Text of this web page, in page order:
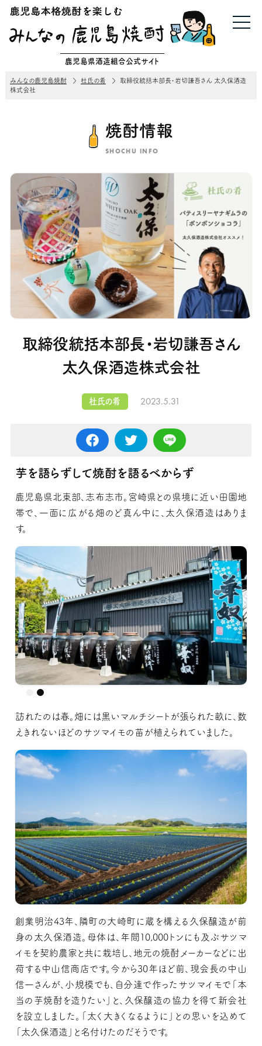
鹿児島県酒造組合公式サイト
みんなの鹿児島焼酎 杜氏の肴
取締役統括本部長・岩切謙吾さん 太久保酒造
株式会社
焼酎情報
SHOCHU INFO
取締役統括本部長・岩切謙吾さん
太久保酒造株式会社
杜氏の肴 2023.5.31
芋を語らずして焼酎を語るべからず
鹿児島県北東部、志布志市。宮崎県との県境に近い田園地
帯で、一面に広がる畑のど真ん中に、太久保酒造はありま
す。
訪れたのは春。畑には黒いマルチシートが張られた畝に、数
えきれないほどのサツマイモの苗が植えられていました。
創業明治43年、隣町の大崎町に蔵を構える久保醸造が前
身の太久保酒造。母体は、年間10,000トンにも及ぶサツマ
イモを契約農家と共に栽培し、地元の焼酎メーカーなどに出
荷する中山信商店です。今から30年ほど前、現会長の中山
信一さんが、小規模でも、自分達で作ったサツマイモで「本
当の芋焼酎を造りたい」と、久保醸造の協力を得て新会社
を設立しました。「太く大きくなるように」との思いを込めて
「太久保酒造」と名付けたのだそうです。